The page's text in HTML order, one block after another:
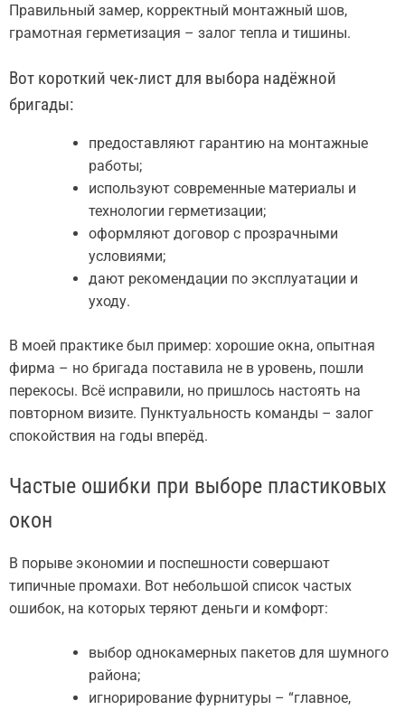
Правильный замер, корректный монтажный шов,
грамотная герметизация – залог тепла и тишины.
Вот короткий чек-лист для выбора надёжной
бригады:
предоставляют гарантию на монтажные
работы;
используют современные материалы и
технологии герметизации;
оформляют договор с прозрачными
условиями;
дают рекомендации по эксплуатации и
уходу.
В моей практике был пример: хорошие окна, опытная
фирма – но бригада поставила не в уровень, пошли
перекосы. Всё исправили, но пришлось настоять на
повторном визите. Пунктуальность команды – залог
спокойствия на годы вперёд.
Частые ошибки при выборе пластиковых
окон
В порыве экономии и поспешности совершают
типичные промахи. Вот небольшой список частых
ошибок, на которых теряют деньги и комфорт:
выбор однокамерных пакетов для шумного
района;
игнорирование фурнитуры – “главное,